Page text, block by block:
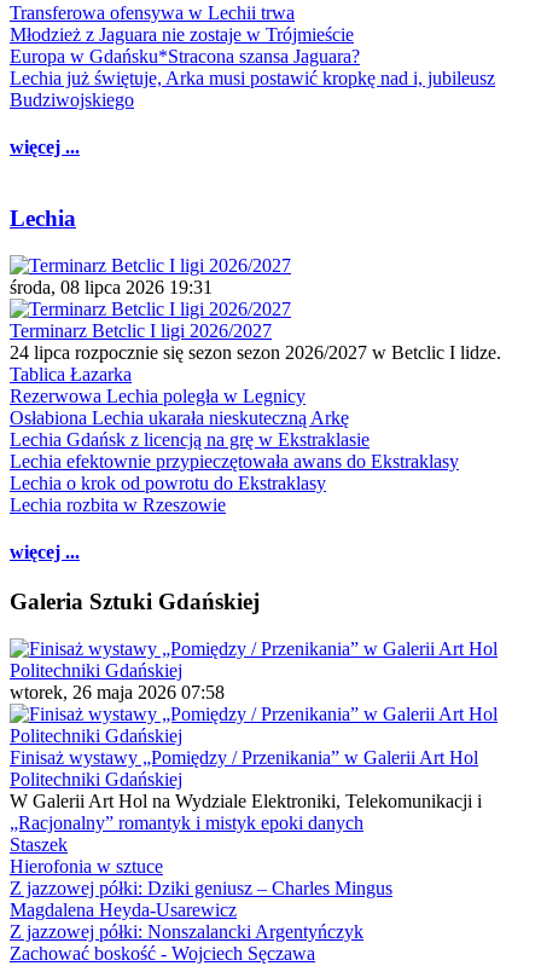
Transferowa ofensywa w Lechii trwa
Młodzież z Jaguara nie zostaje w Trójmieście
Europa w Gdańsku*Stracona szansa Jaguara?
Lechia już świętuje, Arka musi postawić kropkę nad i, jubileusz
Budziwojskiego
więcej ...
Lechia
środa, 08 lipca 2026 19:31
Terminarz Betclic I ligi 2026/2027
24 lipca rozpocznie się sezon sezon 2026/2027 w Betclic I lidze.
Tablica Łazarka
Rezerwowa Lechia poległa w Legnicy
Osłabiona Lechia ukarała nieskuteczną Arkę
Lechia Gdańsk z licencją na grę w Ekstraklasie
Lechia efektownie przypieczętowała awans do Ekstraklasy
Lechia o krok od powrotu do Ekstraklasy
Lechia rozbita w Rzeszowie
więcej ...
Galeria Sztuki Gdańskiej
wtorek, 26 maja 2026 07:58
Finisaż wystawy „Pomiędzy / Przenikania” w Galerii Art Hol
Politechniki Gdańskiej
W Galerii Art Hol na Wydziale Elektroniki, Telekomunikacji i
„Racjonalny” romantyk i mistyk epoki danych
Staszek
Hierofonia w sztuce
Z jazzowej półki: Dziki geniusz – Charles Mingus
Magdalena Heyda-Usarewicz
Z jazzowej półki: Nonszalancki Argentyńczyk
Zachować boskość - Wojciech Sęczawa